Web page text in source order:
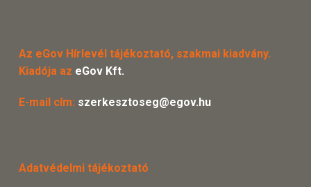
Az eGov Hírlevél tájékoztató, szakmai kiadvány.
Kiadója az eGov Kft.
E-mail cím: szerkesztoseg@egov.hu
Adatvédelmi tájékoztató